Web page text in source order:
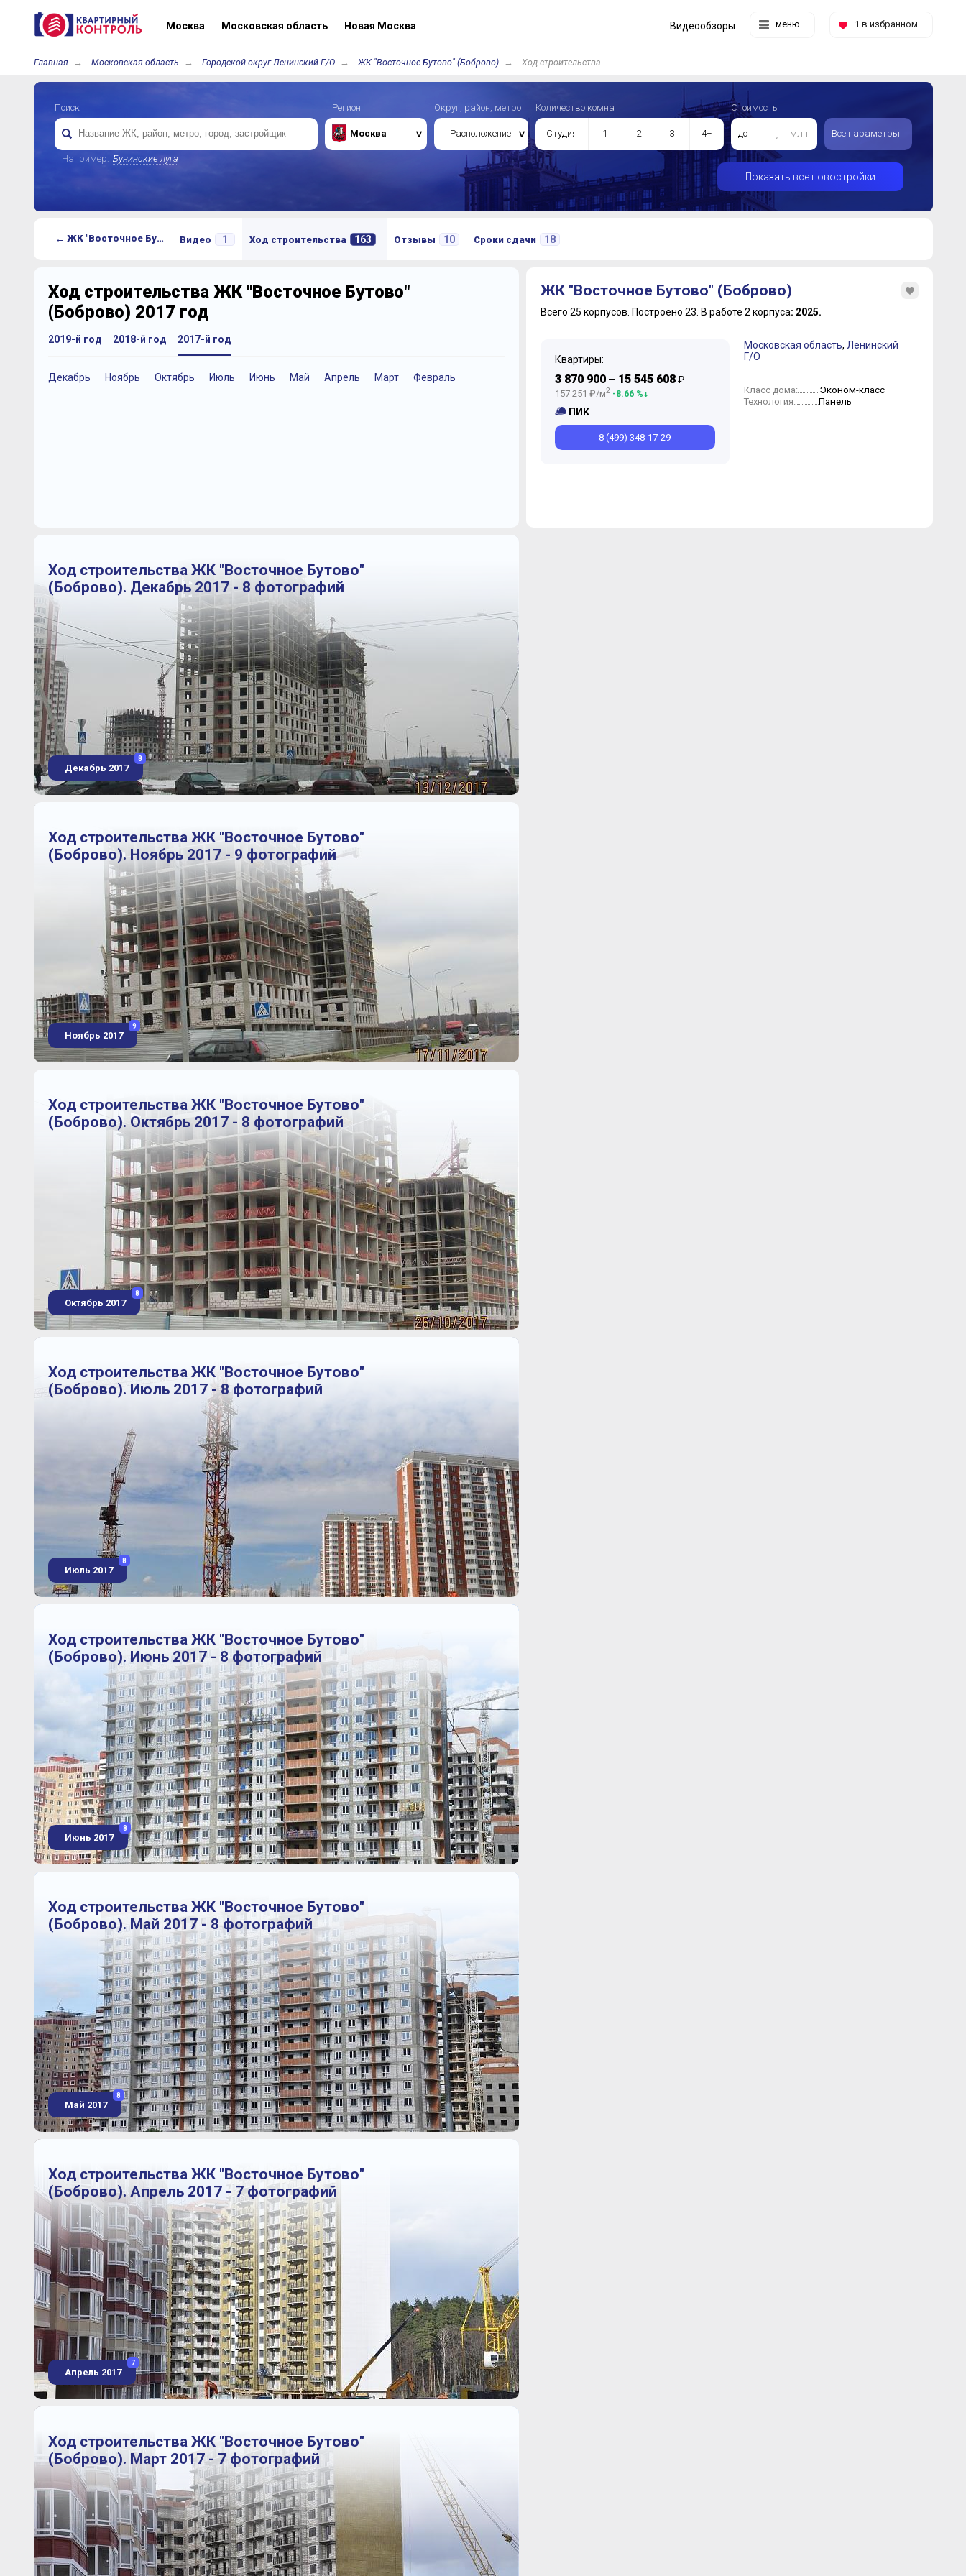
Москва Московская область Новая Москва меню 1 в избранном
Видеообзоры
Главная Московская область Городской округ Ленинский Г/О ЖК "Восточное Бутово" (Боброво) Ход строительства
Поиск
Например: Бунинские луга
Регион
Москва
Округ, район, метро
Расположение
Количество комнат
Студия 1 2 3 4+
Стоимость
до млн. Все параметры
Показать все новостройки
← ЖК "Восточное Бутово" (Боброво) Видео 1 Ход строительства 163 Отзывы 10 Сроки сдачи 18
Ход строительства ЖК "Восточное Бутово"
(Боброво) 2017 год
2019-й год
Ноябрь Октябрь Июль
2018-й год
Ноябрь Август Июнь Май
2017-й год
Декабрь Ноябрь Октябрь Июль Июнь Май Апрель Март Февраль
Ход строительства ЖК "Восточное Бутово"
(Боброво). Декабрь 2017 - 8 фотографий
Декабрь 2017
8
Ход строительства ЖК "Восточное Бутово"
(Боброво). Ноябрь 2017 - 9 фотографий
Ноябрь 2017
9
Ход строительства ЖК "Восточное Бутово"
(Боброво). Октябрь 2017 - 8 фотографий
Октябрь 2017
8
Ход строительства ЖК "Восточное Бутово"
(Боброво). Июль 2017 - 8 фотографий
Июль 2017
8
Ход строительства ЖК "Восточное Бутово"
(Боброво). Июнь 2017 - 8 фотографий
Июнь 2017
8
Ход строительства ЖК "Восточное Бутово"
(Боброво). Май 2017 - 8 фотографий
Май 2017
8
Ход строительства ЖК "Восточное Бутово"
(Боброво). Апрель 2017 - 7 фотографий
Апрель 2017
7
Ход строительства ЖК "Восточное Бутово"
(Боброво). Март 2017 - 7 фотографий
ЖК "Восточное Бутово" (Боброво)
Всего 25 корпусов. Построено 23. В работе 2 корпуса: 2025.
Квартиры:
3 870 900— 15 545 608₽
157 251 ₽/м2-8.66 %
ПИК
8 (499) 348-17-29
Московская область, Ленинский
Г/О
Класс дома: Эконом-класс
Технология: Панель